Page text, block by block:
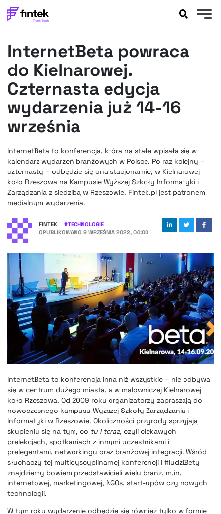
BANKOWOŚĆ
EVENTY
FELIETONY
WYWIADY
LEGAL
PODCASTY
FINTEK EXTRA
OKIEM EKSPERTA
InternetBeta powraca
do Kielnarowej.
Czternasta edycja
wydarzenia już 14-16
września
InternetBeta to konferencja, która na stałe wpisała się w
kalendarz wydarzeń branżowych w Polsce. Po raz kolejny –
czternasty – odbędzie się ona stacjonarnie, w Kielnarowej
koło Rzeszowa na Kampusie Wyższej Szkoły Informatyki i
Zarządzania z siedzibą w Rzeszowie. Fintek.pl jest patronem
medialnym wydarzenia.
FINTEK #TECHNOLOGIE
OPUBLIKOWANO 9 WRZEŚNIA 2022, 04:00
InternetBeta to konferencja inna niż wszystkie – nie odbywa
się w centrum dużego miasta, a w malowniczej Kielnarowej
koło Rzeszowa. Od 2009 roku organizatorzy zapraszają do
nowoczesnego kampusu Wyższej Szkoły Zarządzania i
Informatyki w Rzeszowie. Okoliczności przyrody sprzyjają
skupieniu się na tym, co tu i teraz, czyli ciekawych
prelekcjach, spotkaniach z innymi uczestnikami i
prelegentami, networkingu oraz branżowej integracji. Wśród
słuchaczy tej multidyscyplinarnej konferencji i #ludziBety
znajdziemy bowiem przedstawicieli wielu branż, m.in.
internetowej, marketingowej, NGOs, start-upów czy nowych
technologii.
W tym roku wydarzenie odbędzie się również tylko w formie